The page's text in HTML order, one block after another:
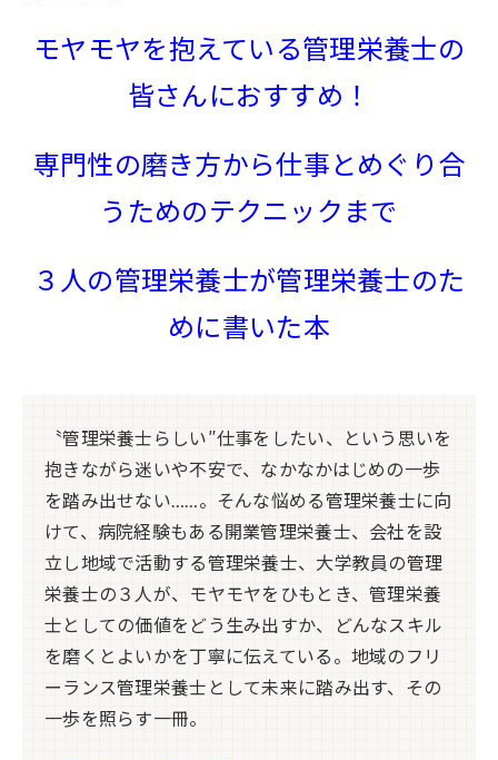
モヤモヤを抱えている管理栄養士の
皆さんにおすすめ！
専門性の磨き方から仕事とめぐり合
うためのテクニックまで
３人の管理栄養士が管理栄養士のた
めに書いた本
〝管理栄養士らしい″仕事をしたい、という思いを
抱きながら迷いや不安で、なかなかはじめの一歩
を踏み出せない……。そんな悩める管理栄養士に向
けて、病院経験もある開業管理栄養士、会社を設
立し地域で活動する管理栄養士、大学教員の管理
栄養士の３人が、モヤモヤをひもとき、管理栄養
士としての価値をどう生み出すか、どんなスキル
を磨くとよいかを丁寧に伝えている。地域のフリ
ーランス管理栄養士として未来に踏み出す、その
一歩を照らす一冊。